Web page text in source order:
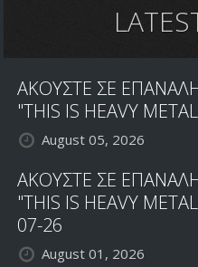
RELEASED
ΑΚΟΥΣΤΕ ΣΕ
"THIS IS HEAVY
August 05, 2026
ΑΚΟΥΣΤΕ ΣΕ
"THIS IS HEAVY
07-26
August 01, 2026